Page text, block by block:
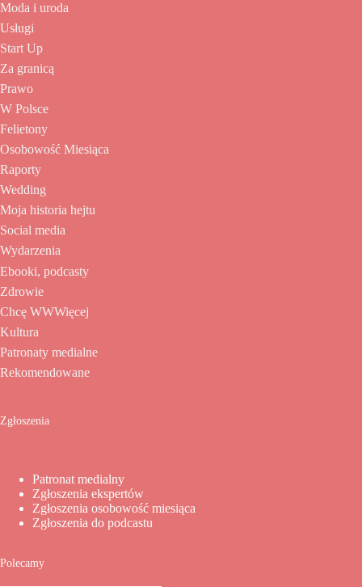
Moda i uroda
Usługi
Start Up
Za granicą
Prawo
W Polsce
Felietony
Osobowość Miesiąca
Raporty
Wedding
Moja historia hejtu
Social media
Wydarzenia
Ebooki, podcasty
Zdrowie
Chcę WWWięcej
Kultura
Patronaty medialne
Rekomendowane
Zgłoszenia
Patronat medialny
Zgłoszenia ekspertów
Zgłoszenia osobowość miesiąca
Zgłoszenia do podcastu
Polecamy